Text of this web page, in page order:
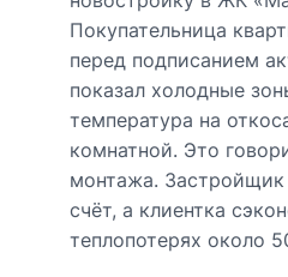
Покупательница
перед подписанием
показал холодные
температура на
комнатной. Это
монтажа.
счёт, а клиентка
теплопотерях около